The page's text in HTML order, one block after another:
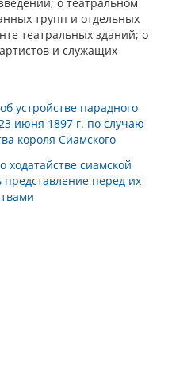
трупп и отдельных
театральных зданий; о
и служащих
устройстве парадного
июня 1897 г. по случаю
короля Сиамского
ходатайстве сиамской
перед их